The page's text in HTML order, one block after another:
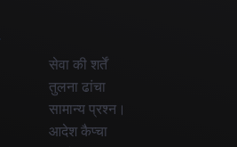
सेवा की शर्तें
तुलना ढांचा
सामान्य प्रश्न।
आदेश कैप्चा